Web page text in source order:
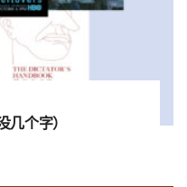
个字）